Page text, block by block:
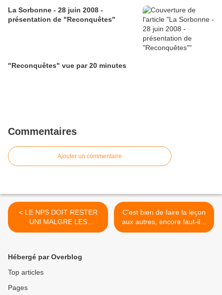
La Sorbonne - 28 juin 2008 -
présentation de "Reconquêtes"
"Reconquêtes" vue par 20 minutes
Commentaires
Ajouter un commentaire
< LE NPS DOIT RESTER
UNI MALGRE LES
ATTRACTIONS
C'est bien de faire la leçon
aux autres, encore faut-il...
>
Hébergé par Overblog
Top articles
Pages